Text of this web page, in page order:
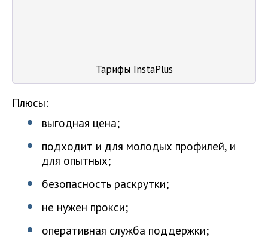
Тарифы InstaPlus
Плюсы:
выгодная цена;
подходит и для молодых профилей, и
для опытных;
безопасность раскрутки;
не нужен прокси;
оперативная служба поддержки;